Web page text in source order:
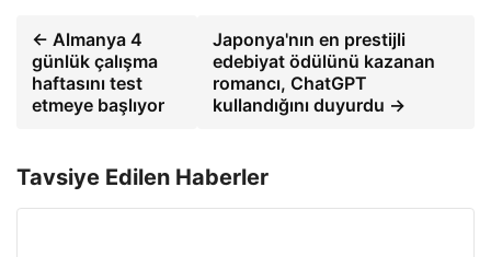
← Almanya 4
günlük çalışma
haftasını test
etmeye başlıyor
Japonya'nın en prestijli
edebiyat ödülünü kazanan
romancı, ChatGPT
kullandığını duyurdu →
Tavsiye Edilen Haberler